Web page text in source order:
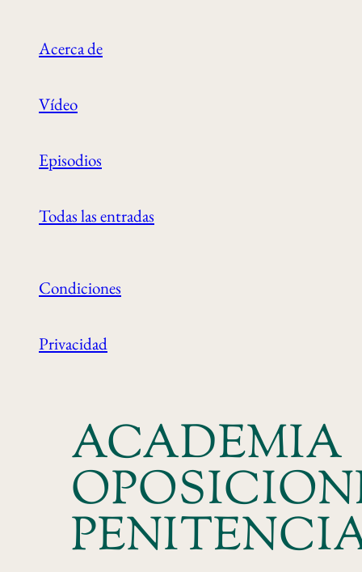
Acerca de
Vídeo
Episodios
Todas las entradas
Condiciones
Privacidad
ACADEMIA